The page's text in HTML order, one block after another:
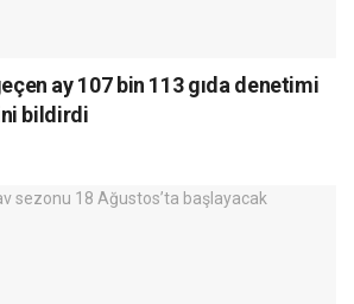
ay 107 bin 113 gıda denetimi
bildirdi